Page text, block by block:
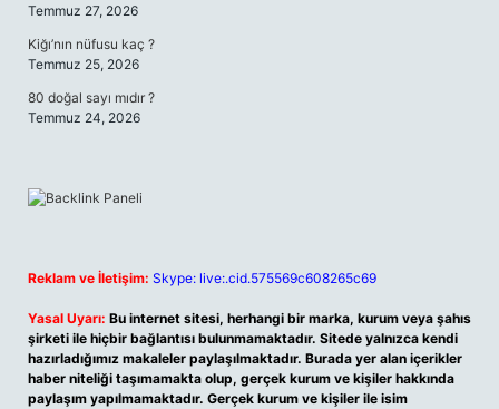
Temmuz 27, 2026
Kiğı’nın nüfusu kaç ?
Temmuz 25, 2026
80 doğal sayı mıdır ?
Temmuz 24, 2026
Reklam ve İletişim: Skype: live:.cid.575569c608265c69
Yasal Uyarı: Bu internet sitesi, herhangi bir marka, kurum veya şahıs
şirketi ile hiçbir bağlantısı bulunmamaktadır. Sitede yalnızca kendi
hazırladığımız makaleler paylaşılmaktadır. Burada yer alan içerikler
haber niteliği taşımamakta olup, gerçek kurum ve kişiler hakkında
paylaşım yapılmamaktadır. Gerçek kurum ve kişiler ile isim